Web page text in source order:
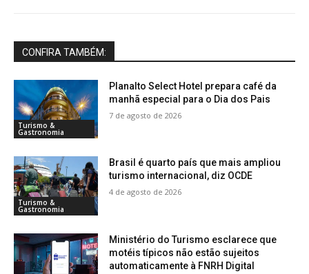
CONFIRA TAMBÉM:
Turismo &
Gastronomia
Planalto Select Hotel prepara café da
manhã especial para o Dia dos Pais
7 de agosto de 2026
Turismo &
Gastronomia
Brasil é quarto país que mais ampliou
turismo internacional, diz OCDE
4 de agosto de 2026
Ministério do Turismo esclarece que
motéis típicos não estão sujeitos
automaticamente à FNRH Digital